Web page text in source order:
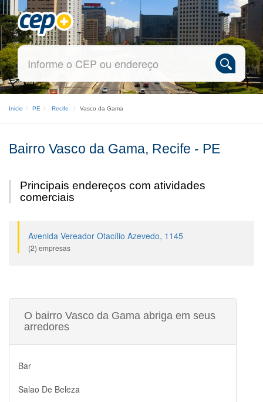
Inicio PE Recife Vasco da Gama
Bairro Vasco da Gama, Recife - PE
Principais endereços com atividades
comerciais
Avenida Vereador Otacílio Azevedo, 1145
(2) empresas
O bairro Vasco da Gama abriga em seus
arredores
Bar
Salao De Beleza